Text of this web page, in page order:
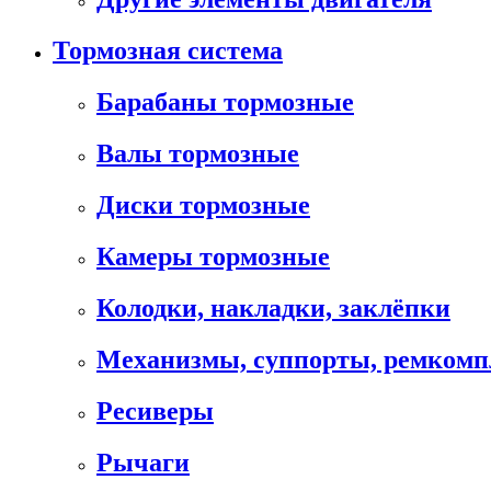
Тормозная система
Барабаны тормозные
Валы тормозные
Диски тормозные
Камеры тормозные
Колодки, накладки, заклёпки
Механизмы, суппорты,
Ресиверы
Рычаги